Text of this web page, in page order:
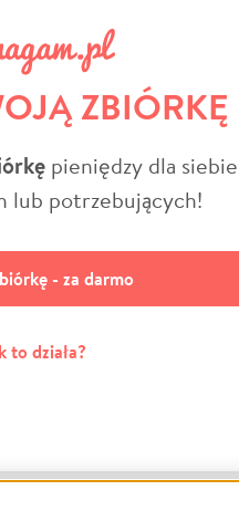
ZBIÓRKĘ
pieniędzy dla
lub potrzebujących!
- za darmo
to działa?